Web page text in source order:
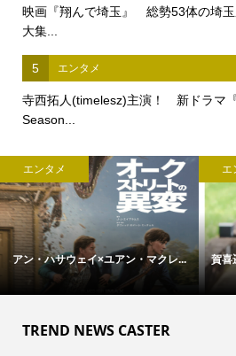
映画『翔んで埼玉』 総勢53体の埼
大集...
5 エンタメ
寺西拓人(timelesz)主演！ 新ドラマ
Season...
エンタメ
アン・ハサウェイ×ユアン・マクレ...
エ
賀喜
TREND NEWS CASTER